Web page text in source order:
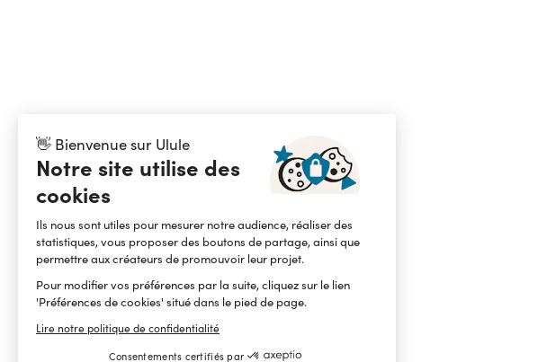
👋 Bienvenue sur Ulule
Notre site utilise des
cookies
Ils nous sont utiles pour mesurer notre audience, réaliser des
statistiques, vous proposer des boutons de partage, ainsi que
permettre aux créateurs de promouvoir leur projet.
Pour modifier vos préférences par la suite, cliquez sur le lien
'Préférences de cookies' situé dans le pied de page.
Lire notre politique de confidentialité
Consentements certifiés par